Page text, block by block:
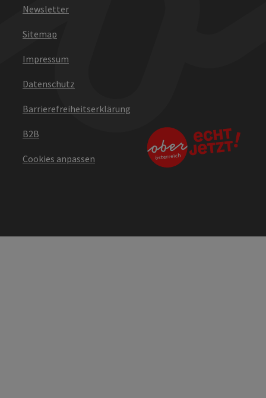
Newsletter
Sitemap
Impressum
Datenschutz
Barrierefreiheitserklärung
B2B
Cookies anpassen